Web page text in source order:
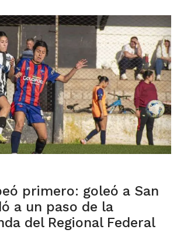
primero: goleó a San
a un paso de la
del Regional Federal